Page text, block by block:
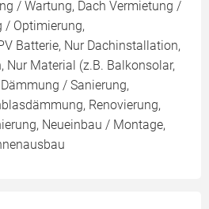
/ Wartung, Dach Vermietung /
/ Optimierung,
Batterie, Nur Dachinstallation,
Nur Material (z.B. Balkonsolar,
/ Sanierung,
Renovierung,
Neueinbau / Montage,